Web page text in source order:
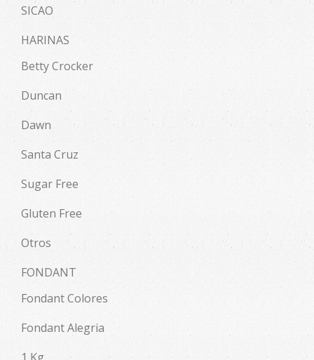
SICAO
HARINAS
Betty Crocker
Duncan
Dawn
Santa Cruz
Sugar Free
Gluten Free
Otros
FONDANT
Fondant Colores
Fondant Alegria